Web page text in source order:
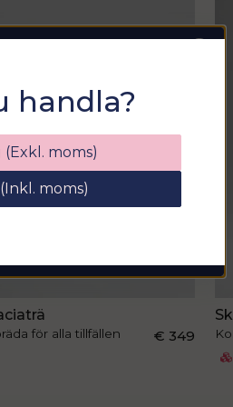
för alla tillfällen € 349
med
rabatt
nedan för att få en
hela ditt köp
handla?
moms)
moms)